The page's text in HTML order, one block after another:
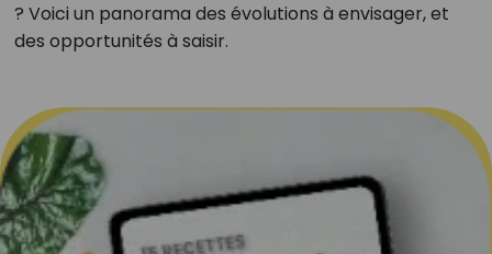
? Voici un panorama des évolutions à envisager, et
des opportunités à saisir.